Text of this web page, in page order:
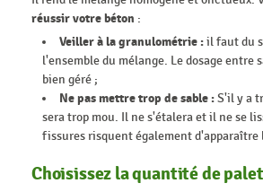
réussir votre béton :
Veiller à la granulométrie :il faut du
l'ensemble du mélange. Le dosage entre
bien géré ;
Ne pas mettre trop de sable :S'il y a
sera trop mou. Il ne s'étalera et il ne se
fissures risquent également d'apparaître
Choisissez la quantité de